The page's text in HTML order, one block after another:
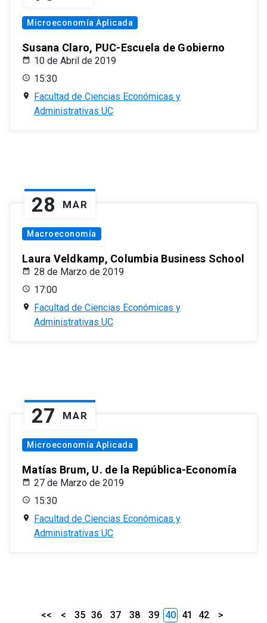
Microeconomía Aplicada
Susana Claro, PUC-Escuela de Gobierno
10 de Abril de 2019
15:30
Facultad de Ciencias Económicas y
Administrativas UC
28 MAR
Macroeconomía
Laura Veldkamp, Columbia Business School
28 de Marzo de 2019
17:00
Facultad de Ciencias Económicas y
Administrativas UC
27 MAR
Microeconomía Aplicada
Matías Brum, U. de la República-Economía
27 de Marzo de 2019
15:30
Facultad de Ciencias Económicas y
Administrativas UC
<< < 35 36 37 38 39 40 41 42 >